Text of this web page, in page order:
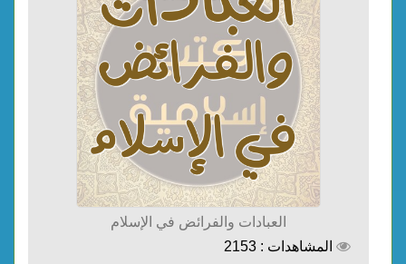
العبادات والفرائض في الإسلام
المشاهدات : 2153